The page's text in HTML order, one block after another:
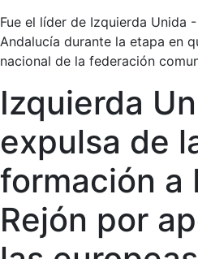
Fue el líder de Izquierda Unida
Andalucía durante la etapa en
nacional de la federación
Izquierda
expulsa de
formación a
Rejón por